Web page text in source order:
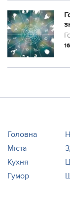
Головна
Міста
Кухня
Гумор